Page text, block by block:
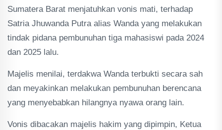
Sumatera Barat menjatuhkan vonis mati, terhadap
Satria Jhuwanda Putra alias Wanda yang melakukan
tindak pidana pembunuhan tiga mahasiswi pada 2024
dan 2025 lalu.
Majelis menilai, terdakwa Wanda terbukti secara sah
dan meyakinkan melakukan pembunuhan berencana
yang menyebabkan hilangnya nyawa orang lain.
Vonis dibacakan majelis hakim yang dipimpin, Ketua